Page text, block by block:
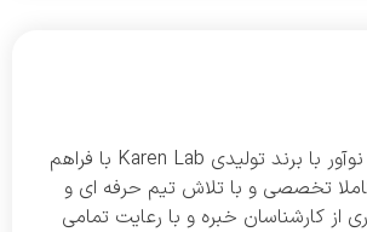
شرکت کارن پویا نوآور با برند تولیدی Karen Lab با فراهم
تخصصی و با تلاش تیم حرفه ای و
از کارشناسان خبره و با رعایت تمامی